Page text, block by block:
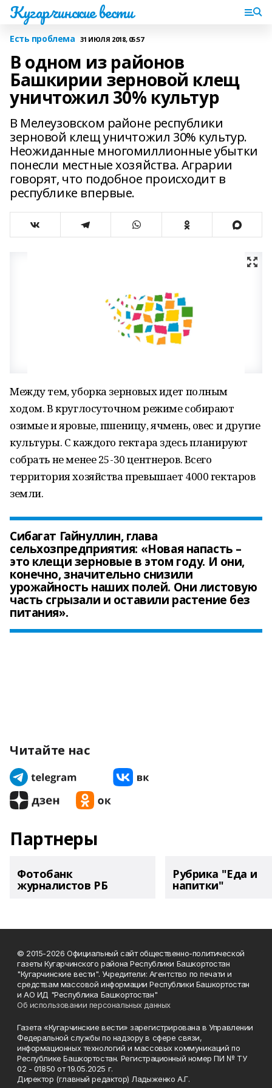
Кугарчинские вести
Есть проблема 31 ИЮЛЯ 2018, 05:57
В одном из районов
Башкирии зерновой клещ
уничтожил 30% культур
В Мелеузовском районе республики
зерновой клещ уничтожил 30% культур.
Неожиданные многомиллионные убытки
понесли местные хозяйства. Аграрии
говорят, что подобное происходит в
республике впервые.
Между тем, уборка зерновых идет полным
ходом. В круглосуточном режиме собирают
озимые и яровые, пшеницу, ячмень, овес и другие
культуры. С каждого гектара здесь планируют
собрать не менее 25-30 центнеров. Всего
территория хозяйства превышает 4000 гектаров
земли.
Сибагат Гайнуллин, глава
сельхозпредприятия: «Новая напасть –
это клещи зерновые в этом году. И они,
конечно, значительно снизили
урожайность наших полей. Они листовую
часть сгрызали и оставили растение без
питания».
Читайте нас
Партнеры
Фотобанк
журналистов РБ
Рубрика "Еда и
напитки"
© 2015-2026 Официальный сайт общественно-политической
газеты Кугарчинского района Республики Башкортостан
"Кугарчинские вести". Учредители: Агентство по печати и
средствам массовой информации Республики Башкортостан
и АО ИД "Республика Башкортостан"
Об использовании персональных данных
Газета «Кугарчинские вести» зарегистрирована в Управлении
Федеральной службы по надзору в сфере связи,
информационных технологий и массовых коммуникаций по
Республике Башкортостан. Регистрационный номер ПИ № ТУ
02 - 01850 от 19.05.2025 г.
Директор (главный редактор) Ладыженко А.Г.